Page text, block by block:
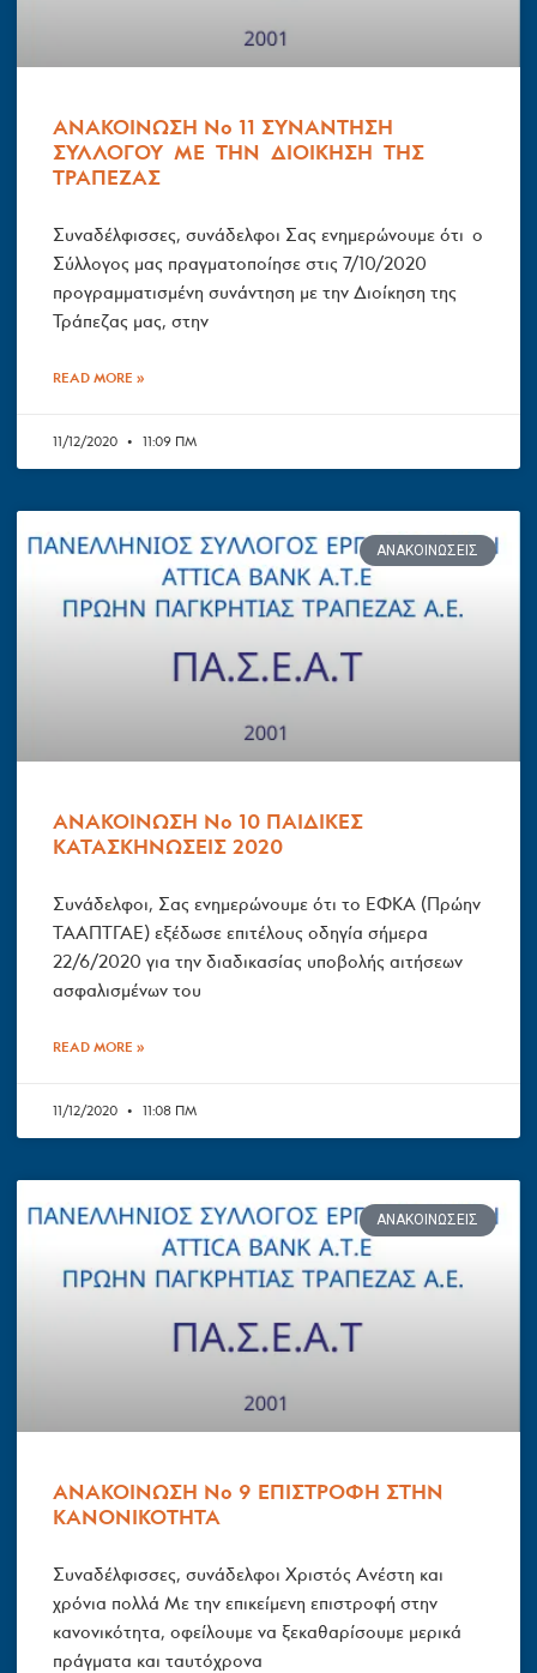
ΑΝΑΚΟΙΝΩΣΗ Νο 11 ΣΥΝΑΝΤΗΣΗ
ΣΥΛΛΟΓΟΥ ΜΕ ΤΗΝ ΔΙΟΙΚΗΣΗ ΤΗΣ
ΤΡΑΠΕΖΑΣ
Συναδέλφισσες, συνάδελφοι Σας ενημερώνουμε ότι ο
Σύλλογος μας πραγματοποίησε στις 7/10/2020
προγραμματισμένη συνάντηση με την Διοίκηση της
Τράπεζας μας, στην
READ MORE »
11/12/2020 11:09 ΠΜ
ΑΝΑΚΟΙΝΏΣΕΙΣ
ΑΝΑΚΟΙΝΩΣΗ Νο 10 ΠΑΙΔΙΚΕΣ
ΚΑΤΑΣΚΗΝΩΣΕΙΣ 2020
Συνάδελφοι, Σας ενημερώνουμε ότι το ΕΦΚΑ (Πρώην
ΤΑΑΠΤΓΑΕ) εξέδωσε επιτέλους οδηγία σήμερα
22/6/2020 για την διαδικασίας υποβολής αιτήσεων
ασφαλισμένων του
READ MORE »
11/12/2020 11:08 ΠΜ
ΑΝΑΚΟΙΝΏΣΕΙΣ
ΑΝΑΚΟΙΝΩΣΗ Νο 9 EΠΙΣΤΡΟΦΗ ΣΤΗΝ
ΚΑΝΟΝΙΚΟΤΗΤΑ
Συναδέλφισσες, συνάδελφοι Χριστός Ανέστη και
χρόνια πολλά Με την επικείμενη επιστροφή στην
κανονικότητα, οφείλουμε να ξεκαθαρίσουμε μερικά
πράγματα και ταυτόχρονα